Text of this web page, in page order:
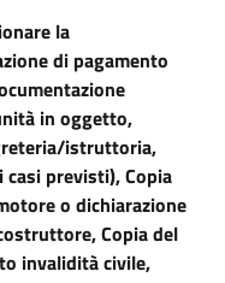
la
di pagamento
in oggetto,
istruttoria,
previsti), Copia
o dichiarazione
Copia del
invalidità civile,